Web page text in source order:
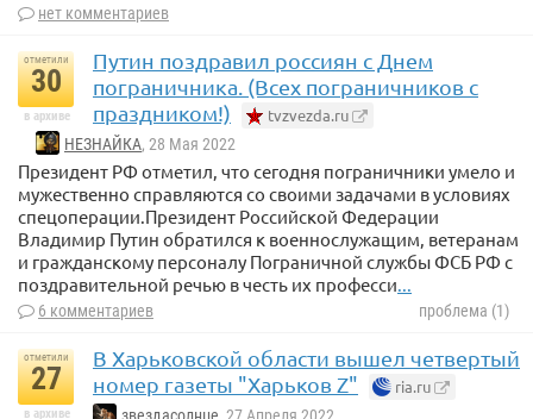
нет комментариев
отметили
30
в архиве
Путин поздравил россиян с Днем
пограничника. (Всех пограничников с
праздником!)
tvzvezda.ru
НЕЗНАЙКА, 28 Мая 2022
Президент РФ отметил, что сегодня пограничники умело и
мужественно справляются со своими задачами в условиях
спецоперации.Президент Российской Федерации
Владимир Путин обратился к военнослужащим, ветеранам
и гражданскому персоналу Пограничной службы ФСБ РФ с
поздравительной речью в честь их професси...
6 комментариев проблема (1)
отметили
27
в архиве
В Харьковской области вышел четвертый
номер газеты "Харьков Z"
ria.ru